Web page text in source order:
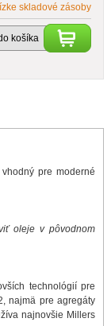
skladové zásoby
košíka
pre moderné
oleje v pôvodnom
technológií pre
najmä pre agregáty
najnovšie Millers